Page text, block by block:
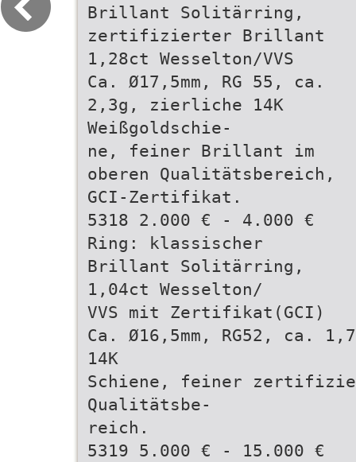
Brillant Solitärring,
zertifizierter Brillant
1,28ct Wesselton/VVS
Ca. Ø17,5mm, RG 55, ca.
2,3g, zierliche 14K
Weißgoldschie-
ne, feiner Brillant im
oberen Qualitätsbereich,
GCI-Zertifikat.
5318 2.000 € - 4.000 €
Ring: klassischer
Brillant Solitärring,
1,04ct Wesselton/
VVS mit Zertifikat(GCI)
Ca. Ø16,5mm, RG52, ca.
14K
Schiene, feiner
Qualitätsbe-
reich.
5319 5.000 € - 15.000 €